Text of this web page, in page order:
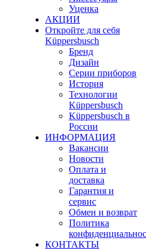
Уценка
АКЦИИ
Откройте для себя
Küppersbusch
Бренд
Дизайн
Серии приборов
История
Технологии
Küppersbusch
Küppersbusch в
России
ИНФОРМАЦИЯ
Вакансии
Новости
Оплата и
доставка
Гарантия и
сервис
Обмен и возврат
Политика
КОНТАКТЫ